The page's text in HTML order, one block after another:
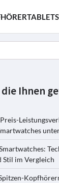
TABLETS
Ihnen
Stil im Vergleich